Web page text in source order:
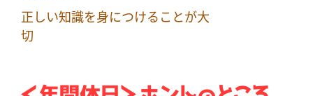
正しい知識を身につけることが大
切